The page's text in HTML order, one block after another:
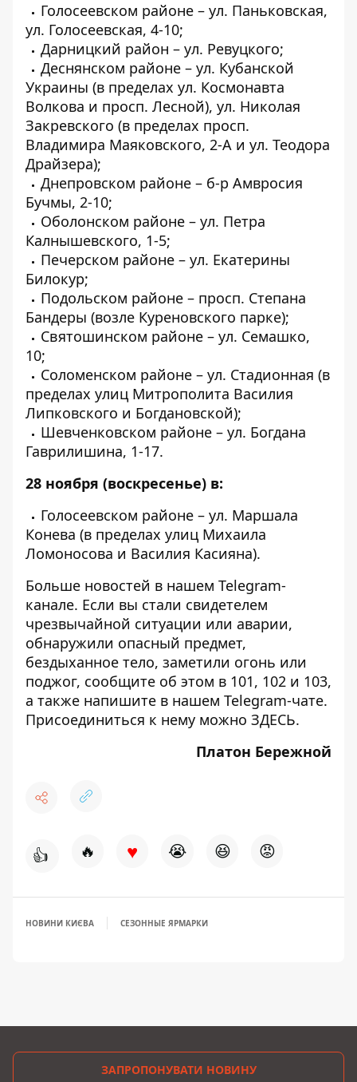
Голосеевском районе – ул. Паньковская,
ул. Голосеевская, 4-10;
Дарницкий район – ул. Ревуцкого;
Деснянском районе – ул. Кубанской
Украины (в пределах ул. Космонавта
Волкова и просп. Лесной), ул. Николая
Закревского (в пределах просп.
Владимира Маяковского, 2-А и ул. Теодора
Драйзера);
Днепровском районе – б-р Амвросия
Бучмы, 2-10;
Оболонском районе – ул. Петра
Калнышевского, 1-5;
Печерском районе – ул. Екатерины
Билокур;
Подольском районе – просп. Степана
Бандеры (возле Куреновского парке);
Святошинском районе – ул. Семашко,
10;
Соломенском районе – ул. Стадионная (в
пределах улиц Митрополита Василия
Липковского и Богдановской);
Шевченковском районе – ул. Богдана
Гаврилишина, 1-17.
28 ноября (воскресенье) в:
Голосеевском районе – ул. Маршала
Конева (в пределах улиц Михаила
Ломоносова и Василия Касияна).
Больше новостей в нашем Telegram-
канале. Если вы стали свидетелем
чрезвычайной ситуации или аварии,
обнаружили опасный предмет,
бездыханное тело, заметили огонь или
поджог, сообщите об этом в 101, 102 и 103,
а также напишите в нашем Telegram-чате.
Присоединиться к нему можно ЗДЕСЬ.
Платон Бережной
👍 🔥 ♥ 😭 😆 😡
НОВИНИ КИЄВА СЕЗОННЫЕ ЯРМАРКИ
ЗАПРОПОНУВАТИ НОВИНУ